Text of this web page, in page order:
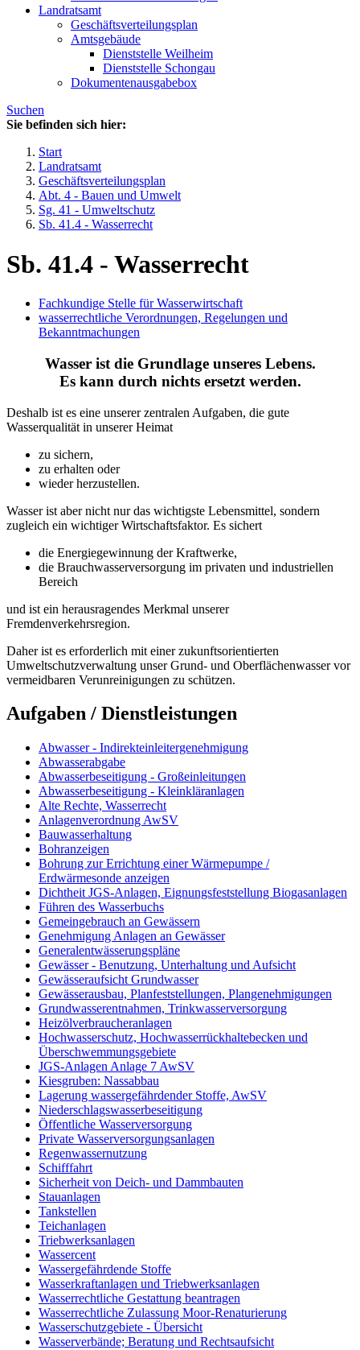
Landratsamt
Geschäftsverteilungsplan
Amtsgebäude
Dienststelle Weilheim
Dienststelle Schongau
Dokumentenausgabebox
Suchen
Sie befinden sich hier:
Start
Landratsamt
Geschäftsverteilungsplan
Abt. 4 - Bauen und Umwelt
Sg. 41 - Umweltschutz
Sb. 41.4 - Wasserrecht
Sb. 41.4 - Wasserrecht
Fachkundige Stelle für Wasserwirtschaft
wasserrechtliche Verordnungen, Regelungen und
Bekanntmachungen
Wasser ist die Grundlage unseres Lebens.
Es kann durch nichts ersetzt werden.
Deshalb ist es eine unserer zentralen Aufgaben, die gute
Wasserqualität in unserer Heimat
zu sichern,
zu erhalten oder
wieder herzustellen.
Wasser ist aber nicht nur das wichtigste Lebensmittel, sondern
zugleich ein wichtiger Wirtschaftsfaktor. Es sichert
die Energiegewinnung der Kraftwerke,
die Brauchwasserversorgung im privaten und industriellen
Bereich
und ist ein herausragendes Merkmal unserer
Fremdenverkehrsregion.
Daher ist es erforderlich mit einer zukunftsorientierten
Umweltschutzverwaltung unser Grund- und Oberflächenwasser vor
vermeidbaren Verunreinigungen zu schützen.
Aufgaben / Dienstleistungen
Abwasser - Indirekteinleitergenehmigung
Abwasserabgabe
Abwasserbeseitigung - Großeinleitungen
Abwasserbeseitigung - Kleinkläranlagen
Alte Rechte, Wasserrecht
Anlagenverordnung AwSV
Bauwasserhaltung
Bohranzeigen
Bohrung zur Errichtung einer Wärmepumpe /
Erdwärmesonde anzeigen
Dichtheit JGS-Anlagen, Eignungsfeststellung Biogasanlagen
Führen des Wasserbuchs
Gemeingebrauch an Gewässern
Genehmigung Anlagen an Gewässer
Generalentwässerungspläne
Gewässer - Benutzung, Unterhaltung und Aufsicht
Gewässeraufsicht Grundwasser
Gewässerausbau, Planfeststellungen, Plangenehmigungen
Grundwasserentnahmen, Trinkwasserversorgung
Heizölverbraucheranlagen
Hochwasserschutz, Hochwasserrückhaltebecken und
Überschwemmungsgebiete
JGS-Anlagen Anlage 7 AwSV
Kiesgruben: Nassabbau
Lagerung wassergefährdender Stoffe, AwSV
Niederschlagswasserbeseitigung
Öffentliche Wasserversorgung
Private Wasserversorgungsanlagen
Regenwassernutzung
Schifffahrt
Sicherheit von Deich- und Dammbauten
Stauanlagen
Tankstellen
Teichanlagen
Triebwerksanlagen
Wassercent
Wassergefährdende Stoffe
Wasserkraftanlagen und Triebwerksanlagen
Wasserrechtliche Gestattung beantragen
Wasserrechtliche Zulassung Moor-Renaturierung
Wasserschutzgebiete - Übersicht
Wasserverbände; Beratung und Rechtsaufsicht